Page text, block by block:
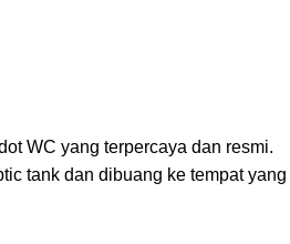
WC yang terpercaya dan resmi.
tank dan dibuang ke tempat yang